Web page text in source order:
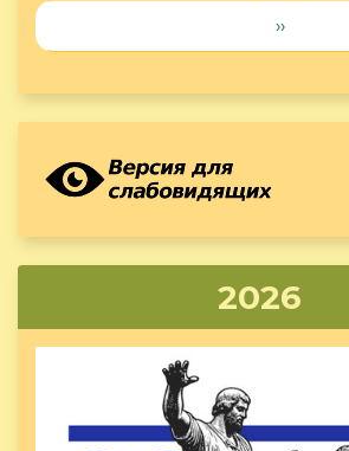
››
2026